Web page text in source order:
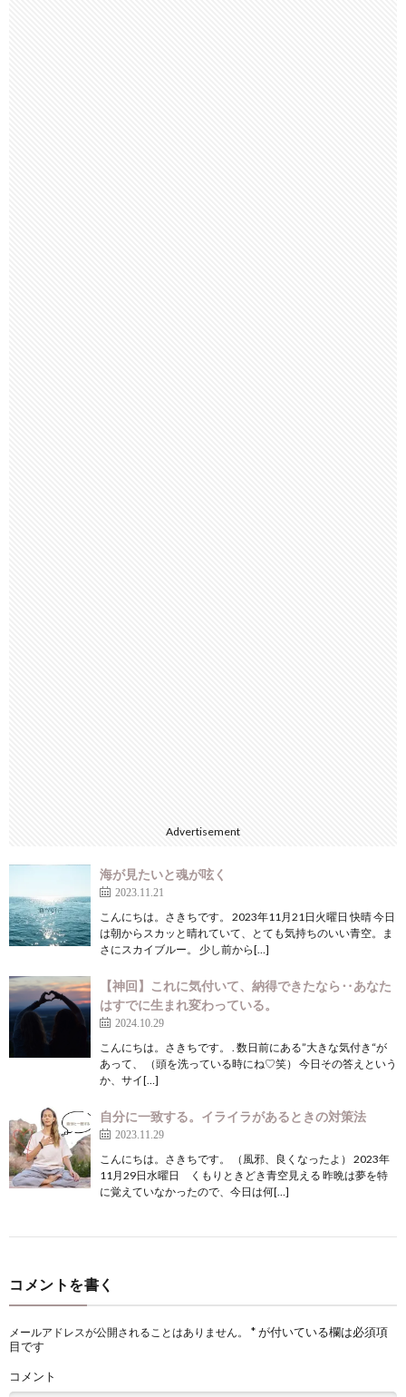
Advertisement
海が見たいと魂が呟く
2023.11.21
こんにちは。さきちです。 2023年11月21日火曜日 快晴 今日
は朝からスカッと晴れていて、とても気持ちのいい青空。ま
さにスカイブルー。 少し前から[…]
【神回】これに気付いて、納得できたなら‥あなた
はすでに生まれ変わっている。
2024.10.29
こんにちは。さきちです。 . 数日前にある”大きな気付き“が
あって、 （頭を洗っている時にね♡笑） 今日その答えという
か、サイ[…]
自分に一致する。イライラがあるときの対策法
2023.11.29
こんにちは。さきちです。 （風邪、良くなったよ） 2023年
11月29日水曜日 くもりときどき青空見える 昨晩は夢を特
に覚えていなかったので、今日は何[…]
コメントを書く
メールアドレスが公開されることはありません。 *が付いている欄は必須項
目です
コメント